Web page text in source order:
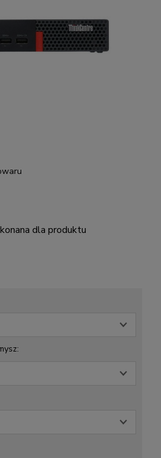
dla produktu